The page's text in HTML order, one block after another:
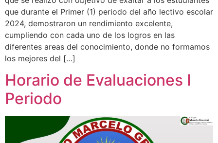
que durante el Primer (1) periodo del año lectivo escolar
2024, demostraron un rendimiento excelente,
cumpliendo con cada uno de los logros en las
diferentes areas del conocimiento, donde no formamos
los mejores del […]
Horario de Evaluaciones I
Periodo